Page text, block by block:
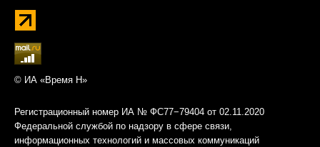
© ИА «Время Н»
Регистрационный номер ИА № ФС77−79404 от 02.11.2020
Федеральной службой по надзору в сфере связи,
информационных технологий и массовых коммуникаций